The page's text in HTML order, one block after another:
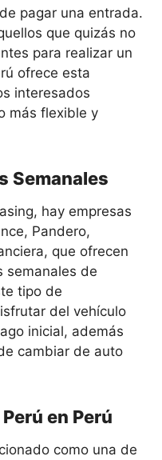
pagar una entrada.
que quizás no
para realizar un
ofrece esta
interesados
más flexible y
Semanales
hay empresas
Pandero,
que ofrecen
semanales de
tipo de
del vehículo
inicial, además
cambiar de auto
en Perú
como una de